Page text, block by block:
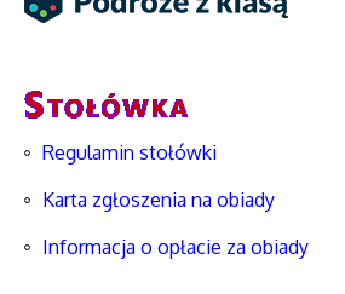
Regulamin stołówki
Karta zgłoszenia na obiady
Informacja o opłacie za obiady